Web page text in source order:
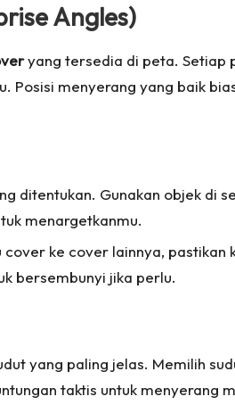
Angles)
yang tersedia di peta. Setiap
Posisi menyerang yang baik
ditentukan. Gunakan objek di
menargetkanmu.
ke cover lainnya,
bersembunyi jika perlu.
yang paling jelas. Memilih
taktis untuk menyerang